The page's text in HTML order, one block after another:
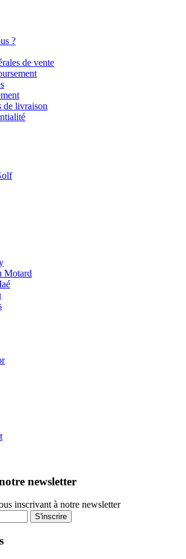
?
de vente
de livraison
Motard
newsletter
inscrivant à notre newsletter
S'inscrire